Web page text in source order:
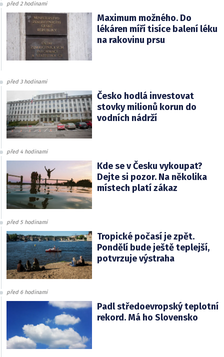
před 2 hodinami
Maximum možného. Do
lékáren míří tisíce balení léku
na rakovinu prsu
před 3 hodinami
Česko hodlá investovat
stovky milionů korun do
vodních nádrží
před 4 hodinami
Kde se v Česku vykoupat?
Dejte si pozor. Na několika
místech platí zákaz
před 5 hodinami
Tropické počasí je zpět.
Pondělí bude ještě teplejší,
potvrzuje výstraha
před 6 hodinami
Padl středoevropský teplotní
rekord. Má ho Slovensko